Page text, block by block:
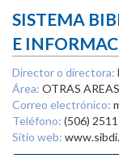
SISTEMA
E
Director o directora:
Área: OTRAS AREAS
Correo electrónico:
Teléfono: (506)
Sitio web: